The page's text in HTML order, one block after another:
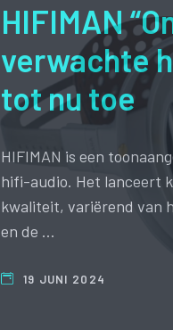
HIFIMAN
verwachte
tot nu toe
HIFIMAN is een
hifi-audio. Het lanceert
kwaliteit, variërend van
en de …
19 JUNI 2024